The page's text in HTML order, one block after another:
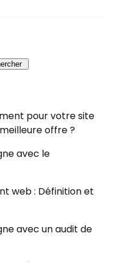
pour votre site
offre ?
avec le
web : Définition et
avec un audit de